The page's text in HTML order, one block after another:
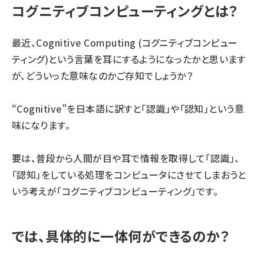
コグニティブコンピューティングとは？
最近、Cognitive Computing (コグニティブコンピュー
ティング)という言葉を耳にするようになったかと思います
が、どういった意味なのかご存知でしょうか？
“Cognitive”を日本語に訳すと「認識」や「認知」という意
味になります。
要は、普段から人間が目や耳で情報を取得して「認識」、
「認知」をしている処理をコンピュータにさせてしまおうと
いう考えが「コグニティブコンピューティング」です。
では、具体的に一体何ができるのか？